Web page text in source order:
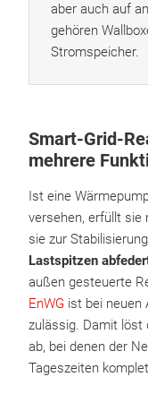
aber auch auf
gehören
Stromspeicher.
Smart-Grid-
mehrere
Ist eine
versehen, erfüllt sie
sie zur
Lastspitzen
außen gesteuerte
EnWG ist bei neuen
zulässig. Damit löst
ab, bei denen der
Tageszeiten